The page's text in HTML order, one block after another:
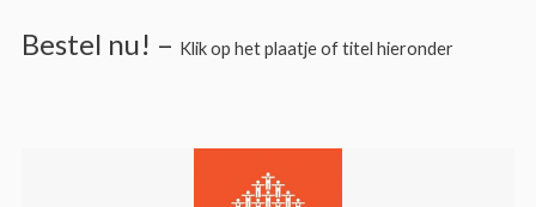
Bestel nu! – Klik op het plaatje of titel hieronder